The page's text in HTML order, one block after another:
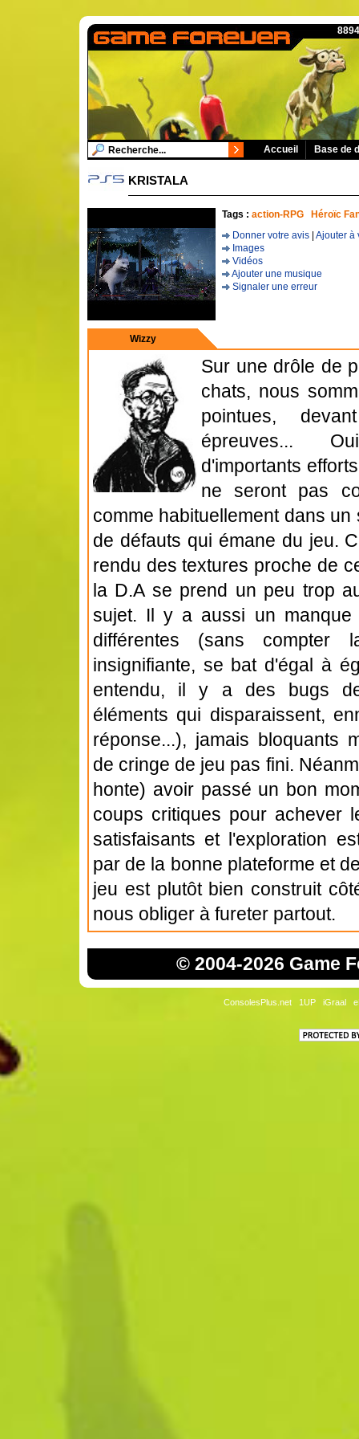
Accueil Base de
KRISTALA
Tags : action-RPG
Héroïc
Donner votre avis Ajouter à
Images
Vidéos
Ajouter une musique
Signaler une erreur
Wizzy
Sur une drôle de
chats, nous
pointues,
épreuves...
d'importants
ne seront pas
comme habituellement dans
de défauts qui émane du jeu.
rendu des textures proche de
la D.A se prend un peu trop
sujet. Il y a aussi un manque
différentes (sans compter
insignifiante, se bat d'égal à
entendu, il y a des bugs
éléments qui disparaissent,
réponse...), jamais bloquants
de cringe de jeu pas fini.
honte) avoir passé un bon
coups critiques pour achever
satisfaisants et l'exploration
par de la bonne plateforme et
jeu est plutôt bien construit
nous obliger à fureter partout.
© 2004-2026 Game
ConsolesPlus.net 1UP iGraal